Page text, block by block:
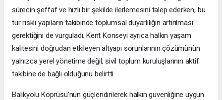
sürecin şeffaf ve hızlı bir şekilde ilerlemesini talep ederken, bu
tür riskli yapıların takibinde toplumsal duyarlılığın artırılması
gerektiğini de vurguladı. Kent Konseyi ayrıca halkın yaşam
kalitesini doğrudan etkileyen altyapı sorunlarının çözümünün
yalnızca yerel yönetime değil, sivil toplum kuruluşlarının aktif
takibine de bağlı olduğunu belirtti.
Balıkyolu Köprüsü’nün güçlendirilerek halkın güvenliğine uygun